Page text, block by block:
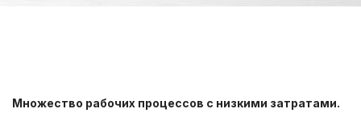
Множество рабочих процессов с низкими затратами.